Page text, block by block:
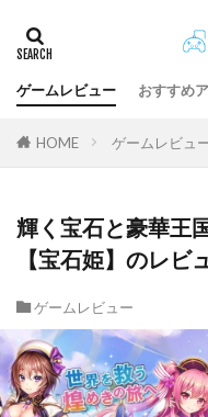
ゲームレビュー おすすめ
HOME ゲームレビュ
輝く宝石と豪華王
【宝石姫】のレビ
ゲームレビュー